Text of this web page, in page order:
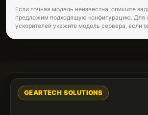
Если точная модель неизвестна, опишите
предложим подходящую конфигурацию. Для
ускорителей укажите модель сервера, если
GEARTECH SOLUTIONS